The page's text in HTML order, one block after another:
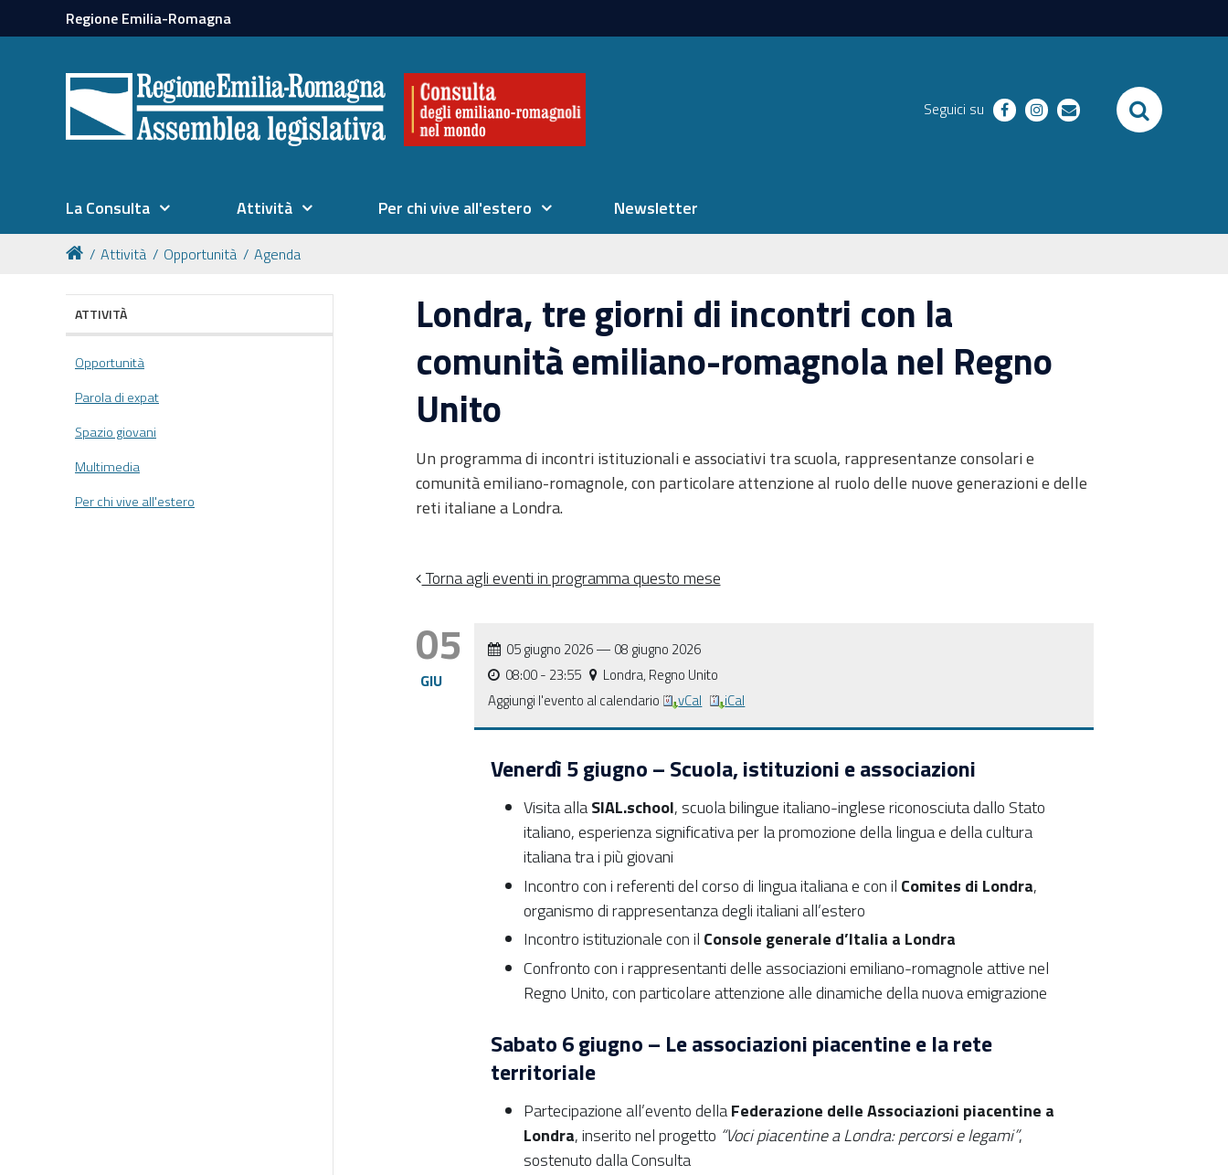
Regione Emilia-Romagna
Seguici su facebookinstagram
email SEARCH
La Consulta Attività Per chi vive all'estero Newsletter
Attività Opportunità Agenda
Londra, tre giorni di incontri con la
comunità emiliano-romagnola nel Regno
Unito
Un programma di incontri istituzionali e associativi tra scuola, rappresentanze consolari e
comunità emiliano-romagnole, con particolare attenzione al ruolo delle nuove generazioni e delle
reti italiane a Londra.
Torna agli eventi in programma questo mese
05
GIU
05 giugno 2026— 08 giugno 2026
08:00- 23:55
Londra, Regno Unito
Aggiungi l'evento al calendario
vCal iCal
Venerdì 5 giugno – Scuola, istituzioni e associazioni
Visita allaSIAL.school, scuola bilingue italiano-inglese riconosciuta dallo Stato
italiano, esperienza significativa per la promozione della lingua e della cultura
italiana tra i più giovani
Incontro con i referenti del corso di lingua italiana e con il Comites di Londra,
organismo di rappresentanza degli italiani all’estero
Incontro istituzionale con il Console generale d’Italia a Londra
Confronto con i rappresentanti delle associazioni emiliano-romagnole attive nel
Regno Unito, con particolare attenzione alle dinamiche della nuova emigrazione
Sabato 6 giugno – Le associazioni piacentine e la rete
territoriale
Partecipazione all’evento dellaFederazione delle Associazioni piacentine a
Londra, inserito nel progetto “Voci piacentine a Londra: percorsi e legami”,
sostenuto dalla Consulta
ATTIVITÀ
Opportunità
Parola di expat
Spazio giovani
Multimedia
Per chi vive all'estero